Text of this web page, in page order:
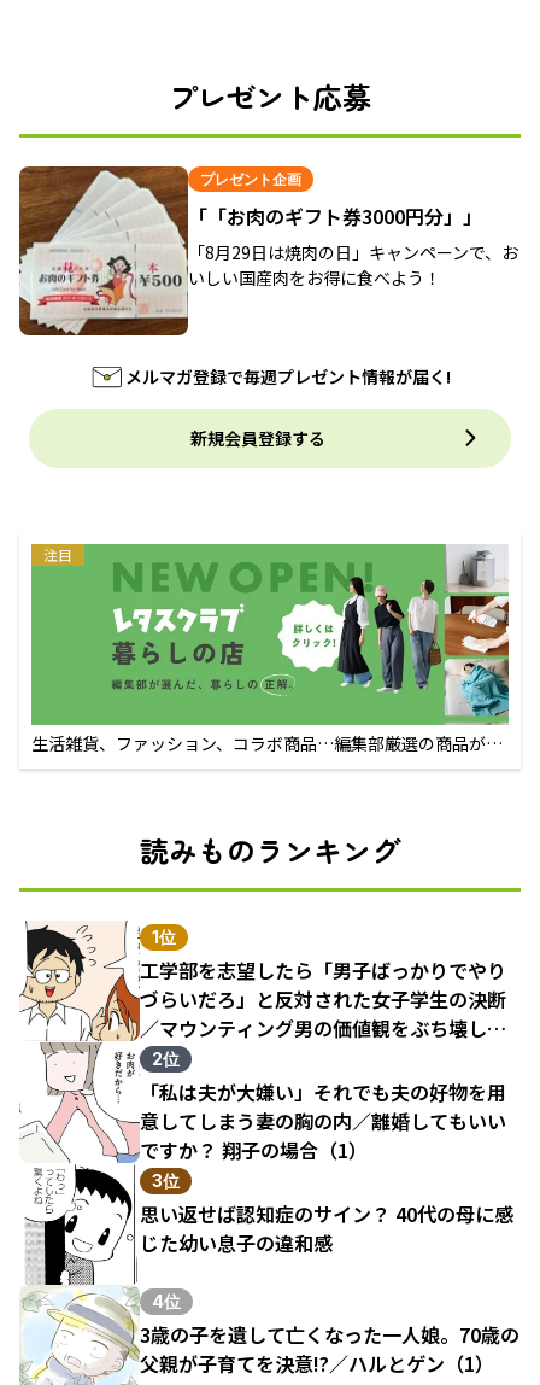
プレゼント応募
プレゼント企画
「「お肉のギフト券3000円分」」
「8月29日は焼肉の日」キャンペーンで、お
いしい国産肉をお得に食べよう！
メルマガ登録で毎週プレゼント情報が届く!
新規会員登録する
注目
生活雑貨、ファッション、コラボ商品…編集部厳選の商品が買
えるECサイト
読みものランキング
1位
工学部を志望したら「男子ばっかりでやり
づらいだろ」と反対された女子学生の決断
／マウンティング男の価値観をぶち壊した
結果（1）
2位
「私は夫が大嫌い」それでも夫の好物を用
意してしまう妻の胸の内／離婚してもいい
ですか？ 翔子の場合（1）
3位
思い返せば認知症のサイン？ 40代の母に感
じた幼い息子の違和感
4位
3歳の子を遺して亡くなった一人娘。70歳の
父親が子育てを決意!?／ハルとゲン（1）